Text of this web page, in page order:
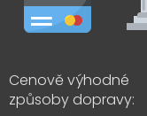
Cenově výhodné
způsoby dopravy: